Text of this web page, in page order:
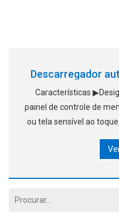
Descarregador
Características
painel de controle de
ou tela sensível ao
de